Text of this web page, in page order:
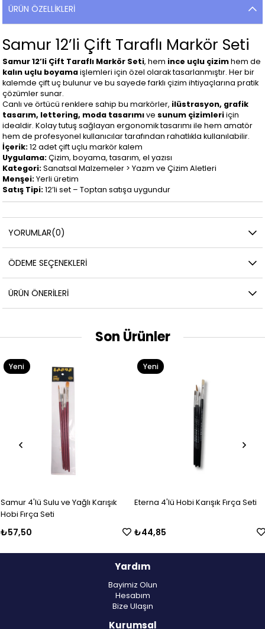
ÜRÜN ÖZELLIKLERI
Samur 12’li Çift Taraflı Markör Seti
Samur 12’li Çift Taraflı Markör Seti, hem ince uçlu çizimhem de
kalın uçlu boyamaişlemleri için özel olarak tasarlanmıştır. Her bir
kalemde çift uç bulunur ve bu sayede farklı çizim ihtiyaçlarına pratik
çözümler sunar.
Canlı ve örtücü renklere sahip bu markörler, ilüstrasyon, grafik
tasarım, lettering, moda tasarımıve sunum çizimleriiçin
idealdir. Kolay tutuş sağlayan ergonomik tasarımı ile hem amatör
hem de profesyonel kullanıcılar tarafından rahatlıkla kullanılabilir.
İçerik:12 adet çift uçlu markör kalem
Uygulama:Çizim, boyama, tasarım, el yazısı
Kategori:Sanatsal Malzemeler > Yazım ve Çizim Aletleri
Menşei:Yerli üretim
Satış Tipi:12’li set – Toptan satışa uygundur
YORUMLAR(0)
ÖDEME SEÇENEKLERI
ÜRÜN ÖNERILERI
Son Ürünler
Samur 4'lü Sulu ve Yağlı Karışık
Hobi Fırça Seti
₺57,50
Yeni
Eterna 4'lü Hobi Karışık Fırça Seti
₺44,85
Yeni
Yardım
Bayimiz Olun
Hesabım
Bize Ulaşın
Kurumsal